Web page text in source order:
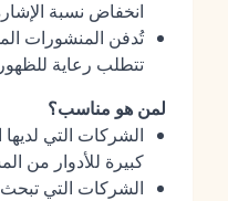
انخفاض نسبة
تُدفن المنشورات
تتطلب رعاية للظهور
لمن هو مناسب؟
الشركات التي
كبيرة للأدوار من
الشركات التي